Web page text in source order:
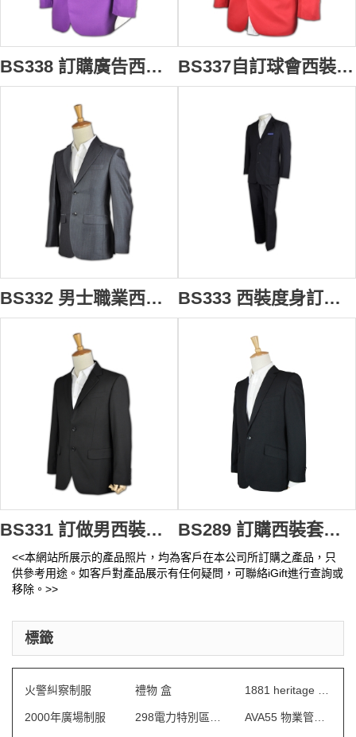
BS338 訂購廣告西裝 西裝款式 西裝外套個性訂造 西裝網站 矮肥 西裝 BS337自訂球會西裝 學會西裝度身訂造 西裝搭配 訂做西裝外套 西裝供應商
BS332 男士職業西服 修身緞面西裝 來版訂購西裝套裝 西裝專門店 領隊西裝 全撲西裝 BS333 西裝度身訂造 行政套裝設計 套裝搭配 專營西裝公司 信用卡西裝
BS331 訂做男西裝套裝 凈色西裝 來版訂製西裝 西裝生產商 四大長老 西裝 BS289 訂購西裝套裝 職業西服外套 西裝品牌 西裝生產商 送禮物西裝
<<本網站所展示的產品照片，均為客戶在本公司所訂購之產品，只
供參考用途。如客戶對產品展示有任何疑問，可聯絡iGift進行查詢或
移除。>>
標籤
火警糾察制服 禮物 盒
2000年廣場制服